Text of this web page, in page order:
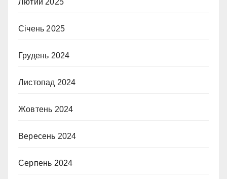
Лютий 2025
Січень 2025
Грудень 2024
Листопад 2024
Жовтень 2024
Вересень 2024
Серпень 2024